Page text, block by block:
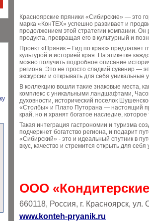
Красноярские пряники «Сибирские» — это
марка «КонТЕХ» успешно развивает и
продолжением этой стратегии компании.
продукта, превращая его в культурный и
Проект «Пряник – Гид по краю» предлагает
культурой и историей края. На этикетке
можно получить подробное описание
региона. Это не просто сладкий сувенир —
экскурсии и открывать для себя уникальные
В коллекцию вошли такие знаковые места,
комплекс с уникальными ландшафтами,
духовности, исторический поселок
«Столбы» и Плато Путорана — настоящий
край, но и хранят богатое наследие,
Такая интеграция гастрономии и туризма
подчеркнет богатство региона, и подарит
«Сибирский» - это и идеальный спутник в
вкус, качество и стремится открыть для
ООО
660118, Россия, г. Красноярск, ул.
www.konteh-pryanik.ru